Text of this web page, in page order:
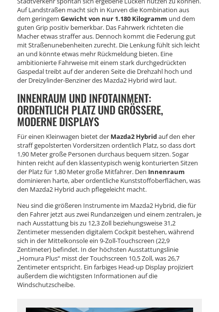
Auf Landstraßen macht sich in Kurven die Kombination aus
dem geringem Gewicht von nur 1.180 Kilogramm und dem
guten Grip positiv bemerkbar. Das Fahrwerk richteten die
Macher etwas straffer aus. Dennoch kommt die Federung gut
mit Straßenunebenheiten zurecht. Die Lenkung fühlt sich leicht
an und könnte etwas mehr Rückmeldung bieten. Eine
ambitionierte Fahrweise mit einem stark durchgedrückten
Gaspedal treibt auf der anderen Seite die Drehzahl hoch und
der Dreizylinder-Benziner des Mazda2 Hybrid wird laut.
INNENRAUM UND INFOTAINMENT:
ORDENTLICH PLATZ UND GRÖSSERE, M
ODERNE DISPLAYS
Für einen Kleinwagen bietet der Mazda2 Hybridauf den eher
straff gepolsterten Vordersitzen ordentlich Platz, so dass dort
1,90 Meter große Personen durchaus bequem sitzen. Sogar
hinten reicht auf den klassentypisch wenig konturierten Sitzen
der Platz für 1,80 Meter große Mitfahrer. Den Innenraum
dominieren harte, aber ordentliche Kunststoffoberflächen, was
den Mazda2 Hybrid auch pflegeleicht macht.
Neu sind die größeren Instrumente im Mazda2 Hybrid, die für
den Fahrer jetzt aus zwei Rundanzeigen und einem zentralen, je
nach Ausstattung bis zu 12,3 Zoll beziehungsweise 31,2
Zentimeter messenden digitalem Cockpit bestehen, während
sich in der Mittelkonsole ein 9-Zoll-Touchscreen (22,9
Zentimeter) befindet. In der höchsten Ausstattungslinie
„Homura Plus“ misst der Touchscreen 10,5 Zoll, was 26,7
Zentimeter entspricht. Ein farbiges Head-up Display projiziert
außerdem die wichtigsten Informationen auf die
Windschutzscheibe.